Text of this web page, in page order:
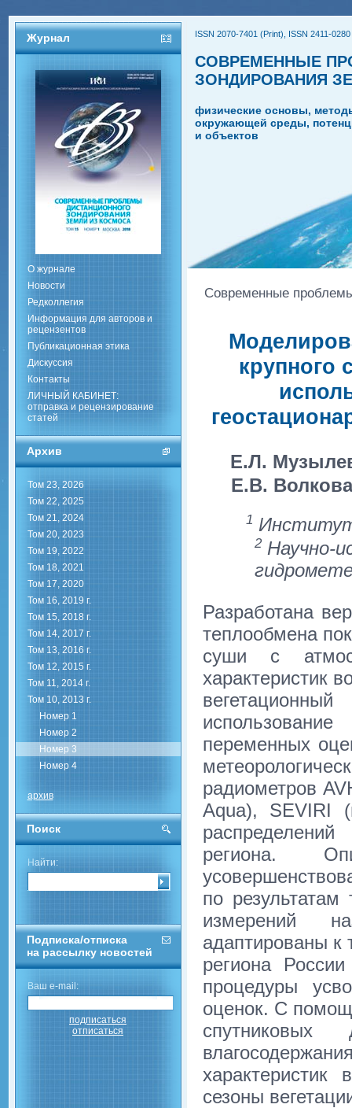
Журнал
О журнале
Новости
Редколлегия
Информация для авторов и
рецензентов
Публикационная этика
Дискуссия
Контакты
ЛИЧНЫЙ КАБИНЕТ:
отправка и рецензирование
статей
Архив
Том 23, 2026
Том 22, 2025
Том 21, 2024
Том 20, 2023
Том 19, 2022
Том 18, 2021
Том 17, 2020
Том 16, 2019 г.
Том 15, 2018 г.
Том 14, 2017 г.
Том 13, 2016 г.
Том 12, 2015 г.
Том 11, 2014 г.
Том 10, 2013 г.
Номер 1
Номер 2
Номер 3
Номер 4
архив
Поиск
Найти:
Подписка/отписка
на рассылку новостей
Ваш e-mail:
подписаться
отписаться
ISSN 2070-7401 (Print), ISSN 2411-
СОВРЕМЕННЫЕ
ЗОНДИРОВАНИЯ
физические основы,
окружающей среды,
и объектов
Современные
крупного
Е.Л.
Е.В. Волкова
1
2 Научно-
Разработана
теплообмена
суши с
характеристик
переменных
радиометров
Aqua), SEVIRI
региона.
по
измерений
адаптированы к
региона
процедуры
оценок. С
характеристик
сезоны